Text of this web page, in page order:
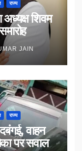
राज्य
शिवम
JAIN
राज्य
पर सवाल